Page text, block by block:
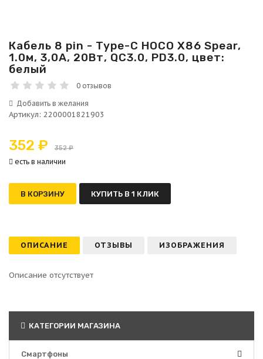
Кабель 8 pin - Type-C HOCO X86 Spear,
1.0м, 3,0А, 20Вт, QC3.0, PD3.0, цвет:
белый
0 отзывов
Артикул: 2200001821903
352 ₽ 352 ₽
есть в наличии
В КОРЗИНУ КУПИТЬ В 1 КЛИК
ОПИСАНИЕ ОТЗЫВЫ ИЗОБРАЖЕНИЯ
Описание отсутствует
КАТЕГОРИИ МАГАЗИНА
Смартфоны